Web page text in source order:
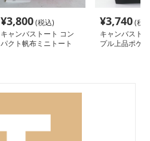
¥3,800(税込)
キャンバストート コン
パクト帆布ミニトート
¥3,740(税
キャンバスト
プル上品ポケ